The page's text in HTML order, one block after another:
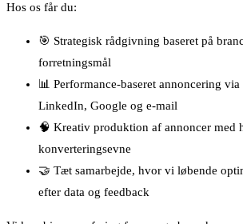
Hos os får du:
🎯 Strategisk rådgivning baseret på
forretningsmål
📊 Performance-baseret annoncering
LinkedIn, Google og e-mail
🧠 Kreativ produktion af annoncer med
konverteringsevne
🤝 Tæt samarbejde, hvor vi løbende
efter data og feedback